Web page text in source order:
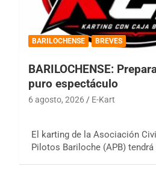
BARILOCHENSE BREVES
BARILOCHENSE:
puro espectáculo
6 agosto, 2026 E-Kart
El karting de la Asociación
Pilotos Bariloche (APB)